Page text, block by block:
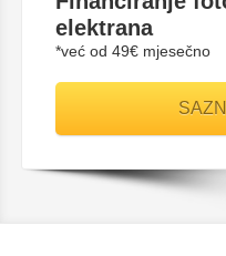
elektrana
*već od 49€ mjesečno